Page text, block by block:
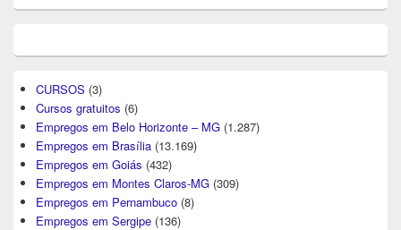
CURSOS (3)
Cursos gratuitos (6)
Empregos em Belo Horizonte – MG (1.287)
Empregos em Brasília (13.169)
Empregos em Goiás (432)
Empregos em Montes Claros-MG (309)
Empregos em Pernambuco (8)
Empregos em Sergipe (136)